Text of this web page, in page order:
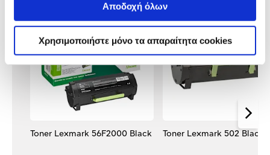
Αποδοχή όλων
Χρησιμοποιήστε μόνο τα απαραίτητα cookies
Toner Lexmark 56F2000 Black Toner Lexmark 502 Black